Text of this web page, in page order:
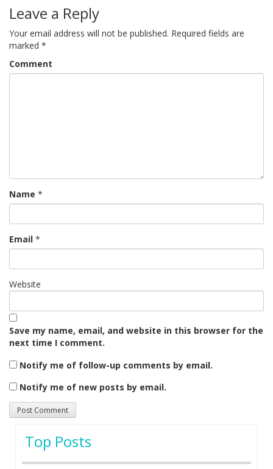
Leave a Reply
Your email address will not be published. Required fields are
marked *
Comment
Name *
Email *
Website
Save my name, email, and website in this browser for the
next time I comment.
Notify me of follow-up comments by email.
Notify me of new posts by email.
Top Posts